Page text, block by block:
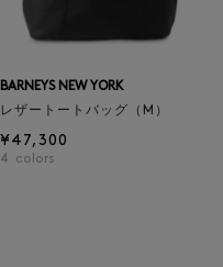
BARNEYS NEW YORK
レザートートバッグ（M）
¥47,300
4 colors